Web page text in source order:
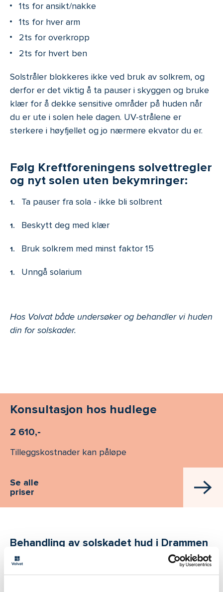
1ts for ansikt/nakke
1ts for hver arm
2ts for overkropp
2ts for hvert ben
Solstråler blokkeres ikke ved bruk av solkrem, og
derfor er det viktig å ta pauser i skyggen og bruke
klær for å dekke sensitive områder på huden når
du er ute i solen hele dagen. UV-strålene er
sterkere i høyfjellet og jo nærmere ekvator du er.
Følg Kreftforeningens solvettregler
og nyt solen uten bekymringer:
Ta pauser fra sola - ikke bli solbrent
Beskytt deg med klær
Bruk solkrem med minst faktor 15
Unngå solarium
Hos Volvat både undersøker og behandler vi huden
din for solskader.
Konsultasjon hos hudlege
2 610,-
Tilleggskostnader kan påløpe
Se alle
priser
Behandling av solskadet hud i Drammen
tilbys på